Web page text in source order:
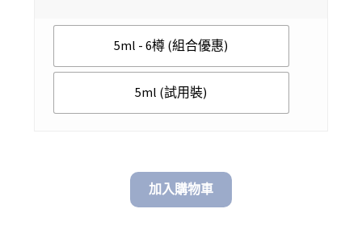
$ 20.00
5ml - 6樽 (組合優惠)
5ml (試用裝)
加入購物車